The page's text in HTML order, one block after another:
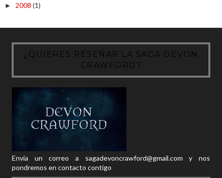
► 2008 (1)
¿QUIERES RESEÑAR LA SAGA DEVON
CRAWFORD?
Envía un correo a sagadevoncrawford@gmail.com y nos
pondremos en contacto contigo